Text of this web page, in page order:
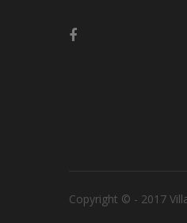
Copyright © - 2017